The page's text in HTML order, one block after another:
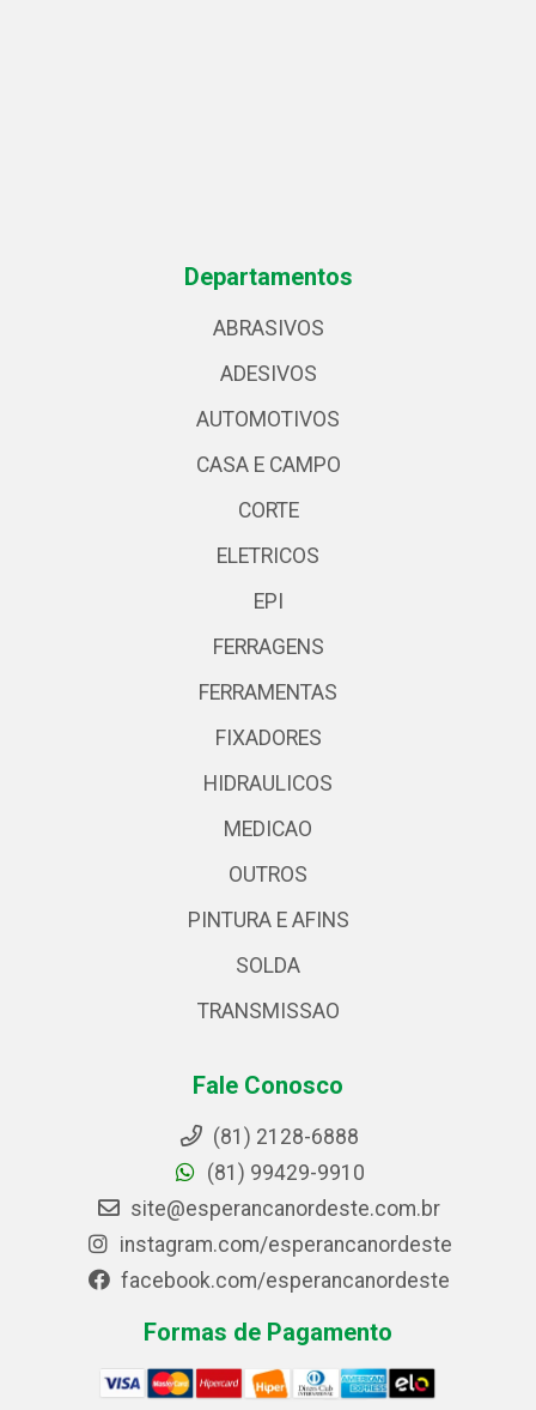
Departamentos
ABRASIVOS
ADESIVOS
AUTOMOTIVOS
CASA E CAMPO
CORTE
ELETRICOS
EPI
FERRAGENS
FERRAMENTAS
FIXADORES
HIDRAULICOS
MEDICAO
OUTROS
PINTURA E AFINS
SOLDA
TRANSMISSAO
Fale Conosco
(81) 2128-6888
(81) 99429-9910
site@esperancanordeste.com.br
instagram.com/esperancanordeste
facebook.com/esperancanordeste
Formas de Pagamento